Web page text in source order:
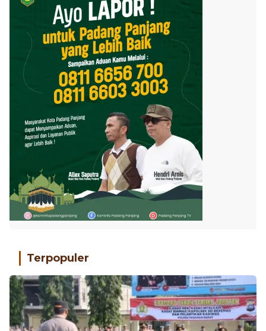
Terpopuler